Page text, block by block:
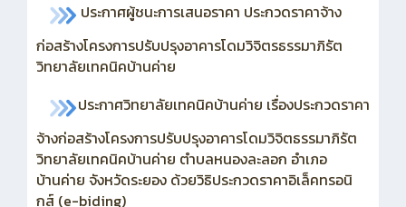
ประกาศผู้ชนะการเสนอราคา ประกวดราคาจ้าง
ก่อสร้างโครงการปรับปรุงอาคารโดมวิจิตรธรรมาภิรัต
วิทยาลัยเทคนิคบ้านค่าย
ประกาศวิทยาลัยเทคนิคบ้านค่าย เรื่องประกวดราคา
จ้างก่อสร้างโครงการปรับปรุงอาคารโดมวิจิตธรรมาภิรัต
วิทยาลัยเทคนิคบ้านค่าย ตำบลหนองละลอก อำเภอ
บ้านค่าย จังหวัดระยอง ด้วยวิธิประกวดราคาอิเล็คทรอนิ
กส์ (e-biding)